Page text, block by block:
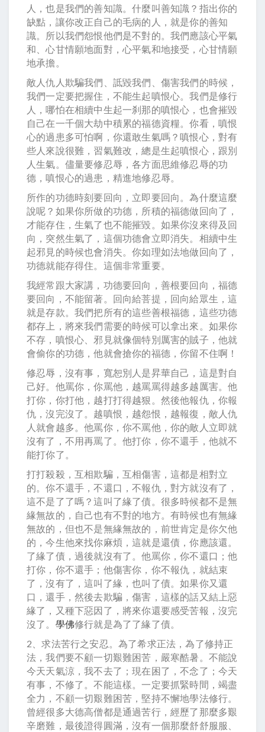
人，也是我們的善知識。什麼叫善知識？指出你的
缺點，讓你改正自己的毛病的人，就是你的善知
識。所以我們怨恨他們是不對的。我們應該心平氣
和、心甘情願地面對，心平氣和地接受，心甘情願
地承擔。
敵人仇人欺騙我們、詆毀我們、傷害我們的時候，
我們一定要把握住，不能生起嗔恨心。我們是修行
人，哪怕在相續中生起一刹那的嗔恨心，也會摧毀
自己在一千個大劫中積累的福德資糧。你看，嗔恨
心的過患多可怕啊，你還敢生氣嗎？嗔恨心，對有
些人來說很難，習氣難改，總是生起嗔恨心，跟別
人生氣。儘量要修忍辱，各方面思維修忍辱的功
德，嗔恨心的過患，精進地修忍辱。
所作的功德時刻要回向，立即要回向。為什麼這麼
說呢？如果你所做的功德，所積的福德做回向了，
才能存住，生氣了也不能摧毀。如果你沒來得及回
向，突然生氣了，這個功德會立即消失。相續中生
起邪見的時候也會消失。你如理如法地做回向了，
功德就能存得住。這個非常重要。
我經常跟大家講，功德要回向，善根要回向，福德
要回向，不能留著。回向給菩提，回向給眾生，這
就是存款。我們把所有的這些善根福德，這些功德
都存上，將來我們需要的時候可以拿出來。如果你
不存，嗔恨心、邪見就像個特別厲害的賊子，他就
會偷你的功德，他就會搶你的福德，你留不住啊！
修忍辱，沒有事，寬恕別人是昇華自己，這是對自
己好。他罵你，你罵他，越罵罵得越多越厲害。他
打你，你打他，越打打得越狠。然後他報仇，你報
仇，沒完沒了。越嗔恨，越怨恨，越報復，敵人仇
人就會越多。他罵你，你不罵他，你的敵人立即就
沒有了，不用再罵了。他打你，你不還手，他就不
能打你了。
打打殺殺，互相欺騙，互相傷害，這都是相對立
的。你不還手，不還口，不報仇，對方就沒有了，
這不是了了嗎？這叫了緣了債。很多時候都不是無
緣無故的，自己也有不對的地方。有時候也有無緣
無故的，但也不是無緣無故的，前世肯定是你欠他
的，今生他來找你麻煩，這就是還債，你應該還。
了緣了債，過後就沒有了。他罵你，你不還口；他
打你，你不還手；他傷害你，你不報仇，就結束
了，沒有了，這叫了緣，也叫了債。如果你又還
口，還手，然後去欺騙，傷害，這樣的話又結上惡
緣了，又種下惡因了，將來你還要感受苦報，沒完
沒了。 學佛修行就是為了了緣了債。
2、求法苦行之安忍。為了希求正法，為了修持正
法，我們要不顧一切艱難困苦，嚴寒酷暑。不能說
今天天氣涼，我不去了；現在困了，不念了；今天
有事，不修了。不能這樣。一定要抓緊時間，竭盡
全力，不顧一切艱難困苦，堅持不懈地學法修行。
曾經很多大德高僧都是通過苦行，經歷了那麼多艱
辛磨難，最後證得圓滿，沒有一個那麼舒舒服服、